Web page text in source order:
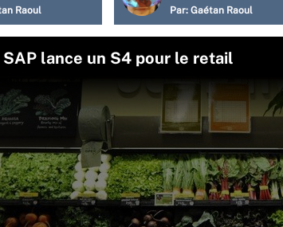
Raoul Par: Gaétan Raoul
SAP lance un S4 pour le retail